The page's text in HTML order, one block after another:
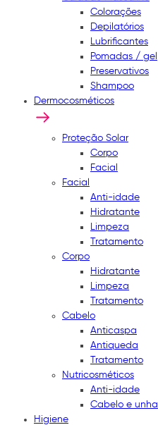
Colorações
Depilatórios
Lubrificantes
Pomadas / gel
Preservativos
Shampoo
Dermocosméticos
Proteção Solar
Corpo
Facial
Facial
Anti-idade
Hidratante
Limpeza
Tratamento
Corpo
Hidratante
Limpeza
Tratamento
Cabelo
Anticaspa
Antiqueda
Tratamento
Nutricosméticos
Anti-idade
Cabelo e unha
Higiene